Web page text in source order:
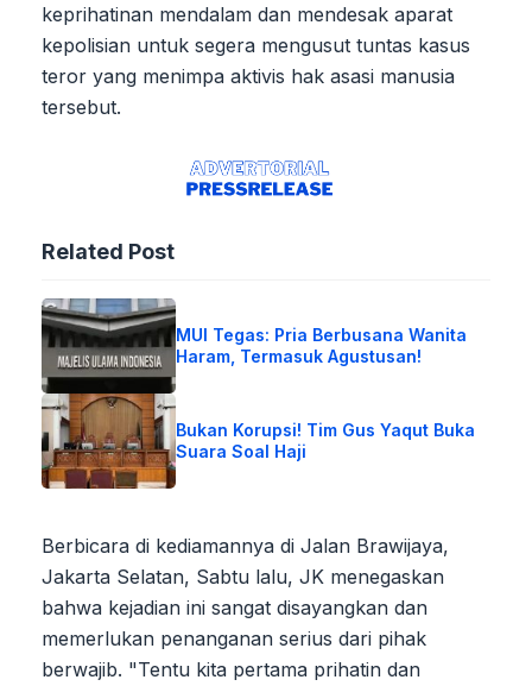
keprihatinan mendalam dan mendesak aparat
kepolisian untuk segera mengusut tuntas kasus
teror yang menimpa aktivis hak asasi manusia
tersebut.
Related Post
MUI Tegas: Pria Berbusana Wanita
Haram, Termasuk Agustusan!
Bukan Korupsi! Tim Gus Yaqut Buka
Suara Soal Haji
Berbicara di kediamannya di Jalan Brawijaya,
Jakarta Selatan, Sabtu lalu, JK menegaskan
bahwa kejadian ini sangat disayangkan dan
memerlukan penanganan serius dari pihak
berwajib. "Tentu kita pertama prihatin dan